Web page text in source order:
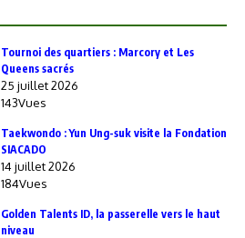
‎Tournoi des quartiers : Marcory et Les
Queens sacrés
25 juillet 2026
143Vues
Taekwondo : Yun Ung-suk visite la Fondation
SIACADO
14 juillet 2026
184Vues
Golden Talents ID, la passerelle vers le haut
niveau